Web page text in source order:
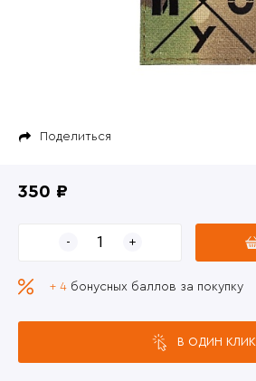
Поделиться
350 ₽
+ 4 бонусных баллов за покупку
В ОДИН КЛИК